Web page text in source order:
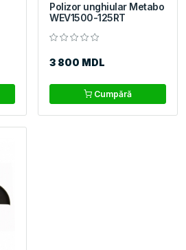
Polizor unghiular Metabo
WEV1500-125RT
3 800 MDL
Cumpără